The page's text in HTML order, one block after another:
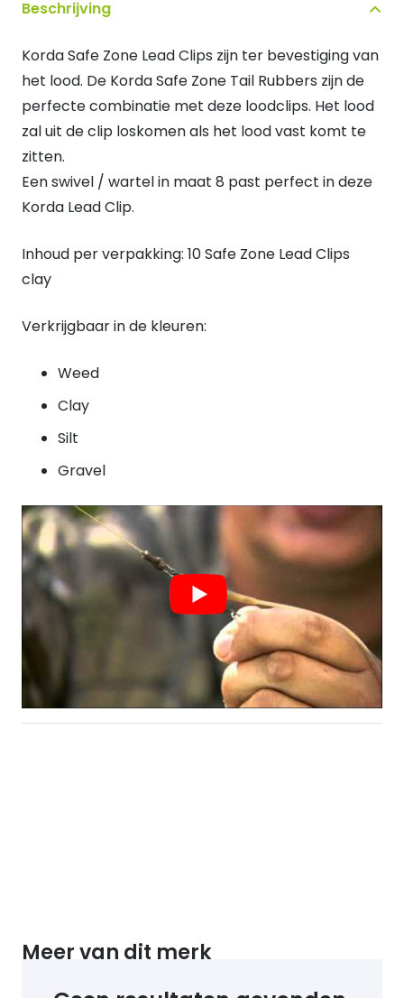
Lead
Silt
quantity
Beschrijving
Korda Safe Zone Lead Clips zijn ter bevestiging van
het lood. De Korda Safe Zone Tail Rubbers zijn de
perfecte combinatie met deze loodclips. Het lood
zal uit de clip loskomen als het lood vast komt te
zitten.
Een swivel / wartel in maat 8 past perfect in deze
Korda Lead Clip.
Inhoud per verpakking: 10 Safe Zone Lead Clips
clay
Verkrijgbaar in de kleuren:
Weed
Clay
Silt
Gravel
Meer van dit merk